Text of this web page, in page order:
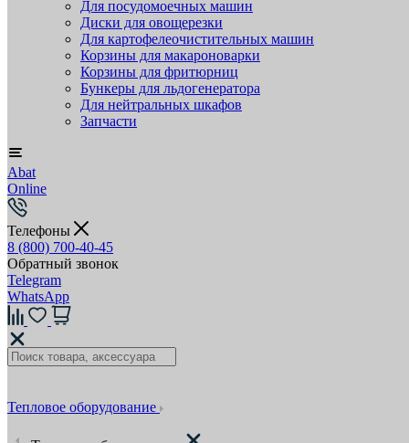
Для посудомоечных машин
Диски для овощерезки
Для картофелеочистительных машин
Корзины для макароноварки
Корзины для фритюрниц
Бункеры для льдогенератора
Для нейтральных шкафов
Запчасти
Abat
Online
Телефоны
8 (800) 700-40-45
Обратный звонок
Telegram
WhatsApp
Тепловое оборудование